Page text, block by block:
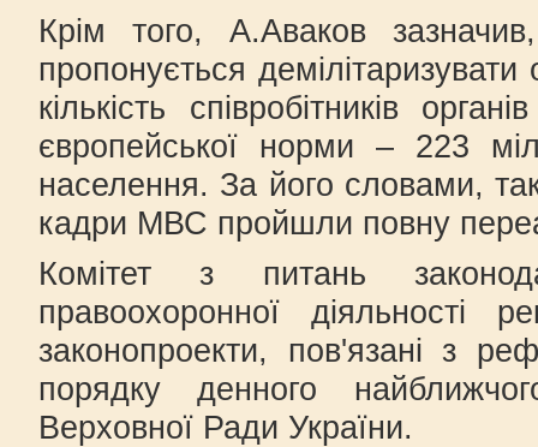
Крім того, А.Аваков
пропонується
кількість співробітників
європейської норми – 223
населення. За його словами,
кадри МВС пройшли повну
Комітет з питань
правоохоронної діяльності
законопроекти, пов'язані з
порядку денного
Верховної Ради України.